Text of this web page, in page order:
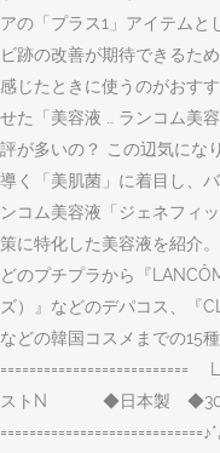
アの「プラス1」アイテムと
ビ跡の改善が期待できるた
感じたときに使うのがおす
せた「美容液 … ランコム美
評が多いの？ この辺気にな
導く「美肌菌」に着目し、
ンコム美容液「ジェネフィ
策に特化した美容液を紹介
どのプチプラから『
ズ）』などのデパコス、『
などの韓国コスメまでの15
ストN ◆日本製